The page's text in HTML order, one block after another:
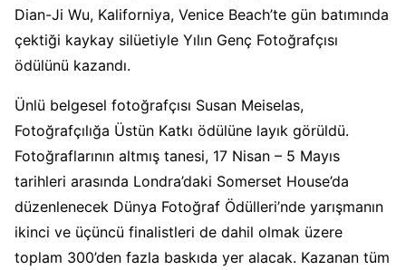
Dian-Ji Wu, Kaliforniya, Venice Beach’te gün batımında
çektiği kaykay silüetiyle Yılın Genç Fotoğrafçısı
ödülünü kazandı.
Ünlü belgesel fotoğrafçısı Susan Meiselas,
Fotoğrafçılığa Üstün Katkı ödülüne layık görüldü.
Fotoğraflarının altmış tanesi, 17 Nisan – 5 Mayıs
tarihleri ​​arasında Londra’daki Somerset House’da
düzenlenecek Dünya Fotoğraf Ödülleri’nde yarışmanın
ikinci ve üçüncü finalistleri de dahil olmak üzere
toplam 300’den fazla baskıda yer alacak. Kazanan tüm